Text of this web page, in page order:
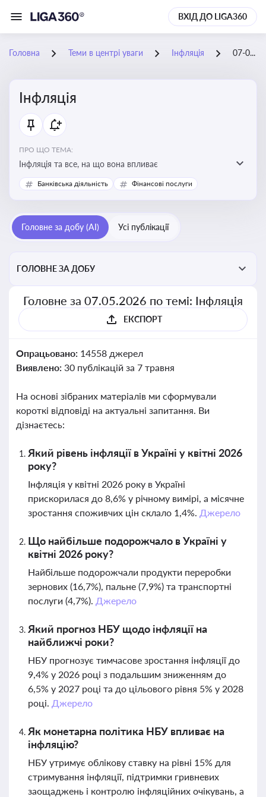
ВХІД ДО LIGA360
Головна Теми в центрі уваги Інфляція 07-05-2026
Інфляція
ПРО ЩО ТЕМА:
Інфляція та все, на що вона впливає
Банківська діяльність Фінансові послуги
Головне за добу (AI) Усі публікації
ГОЛОВНЕ ЗА ДОБУ
Головне за 07.05.2026 по темі: Інфляція
ЕКСПОРТ
Опрацьовано: 14558 джерел
Виявлено: 30 публікацій за 7 травня
На основі зібраних матеріалів ми сформували
короткі відповіді на актуальні запитання. Ви
дізнаєтесь:
Який рівень інфляції в Україні у квітні 2026
року?
Інфляція у квітні 2026 року в Україні
прискорилася до 8,6% у річному вимірі, а місячне
зростання споживчих цін склало 1,4%. Джерело
Що найбільше подорожчало в Україні у
квітні 2026 року?
Найбільше подорожчали продукти переробки
зернових (16,7%), пальне (7,9%) та транспортні
послуги (4,7%). Джерело
Який прогноз НБУ щодо інфляції на
найближчі роки?
НБУ прогнозує тимчасове зростання інфляції до
9,4% у 2026 році з подальшим зниженням до
6,5% у 2027 році та до цільового рівня 5% у 2028
році. Джерело
Як монетарна політика НБУ впливає на
інфляцію?
НБУ утримує облікову ставку на рівні 15% для
стримування інфляції, підтримки гривневих
заощаджень і контролю інфляційних очікувань, а